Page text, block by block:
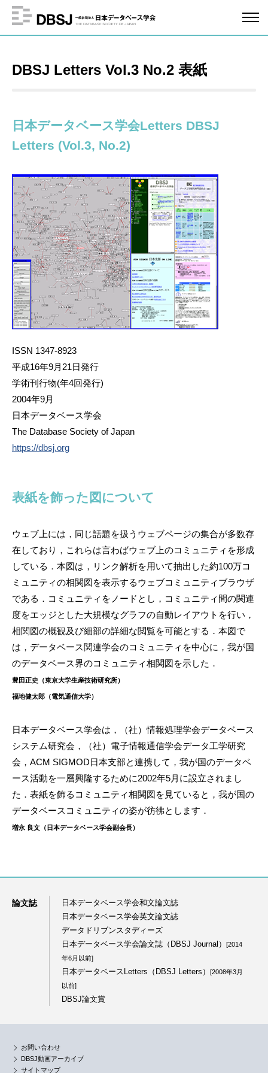
DBSJ Letters Vol.3 No.2 表紙
日本データベース学会Letters DBSJ
Letters (Vol.3, No.2)
ISSN 1347-8923
平成16年9月21日発行
学術刊行物(年4回発行)
2004年9月
日本データベース学会
The Database Society of Japan
https://dbsj.org
表紙を飾った図について
ウェブ上には，同じ話題を扱うウェブページの集合が多数存
在しており，これらは言わばウェブ上のコミュニティを形成
している．本図は，リンク解析を用いて抽出した約100万コ
ミュニティの相関図を表示するウェブコミュニティブラウザ
である．コミュニティをノードとし，コミュニティ間の関連
度をエッジとした大規模なグラフの自動レイアウトを行い，
相関図の概観及び細部の詳細な閲覧を可能とする．本図で
は，データベース関連学会のコミュニティを中心に，我が国
のデータベース界のコミュニティ相関図を示した．
豊田正史（東京大学生産技術研究所）
福地健太郎（電気通信大学）
日本データベース学会は，（社）情報処理学会データベース
システム研究会，（社）電子情報通信学会データ工学研究
会，ACM SIGMOD日本支部と連携して，我が国のデータベ
ース活動を一層興隆するために2002年5月に設立されまし
た．表紙を飾るコミュニティ相関図を見ていると，我が国の
データベースコミュニティの姿が彷彿とします．
増永 良文（日本データベース学会副会長）
論文誌
日本データベース学会和文論文誌
日本データベース学会英文論文誌
データドリブンスタディーズ
日本データベース学会論文誌（DBSJ Journal）
[2014
年6月以前]
日本データベースLetters（DBSJ Letters）
[2008年3月
以前]
DBSJ論文賞
お問い合わせ
DBSJ動画アーカイブ
サイトマップ